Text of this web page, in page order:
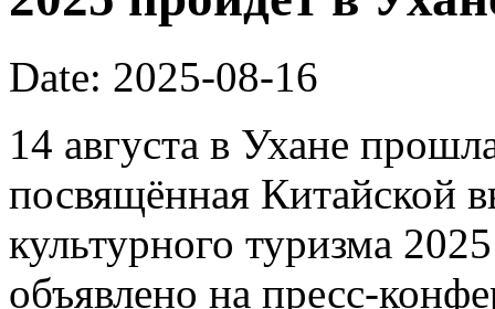
Date: 2025-08-16
14 августа в Ухане
посвящённая Китайской
культурного туризма
объявлено на пресс-